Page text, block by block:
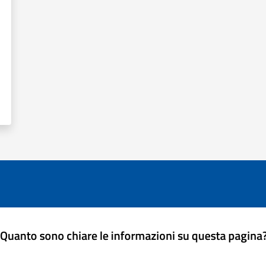
Quanto sono chiare le informazioni su questa